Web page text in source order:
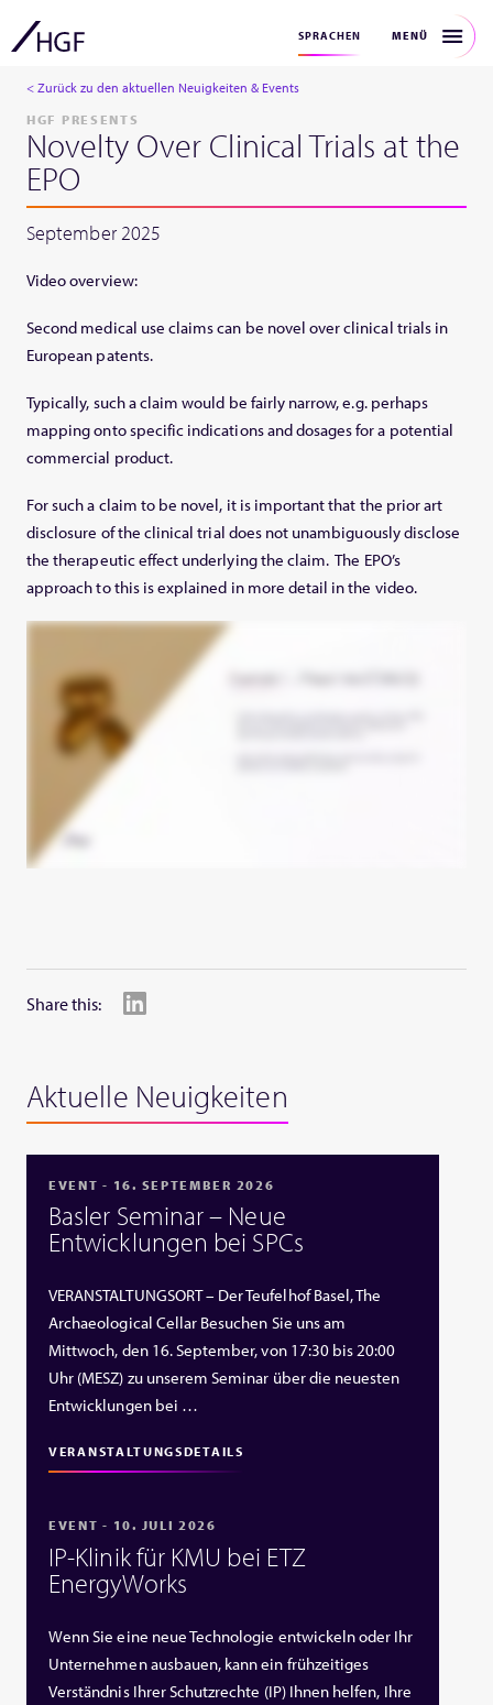
SPRACHEN MENÜ
< Zurück zu den aktuellen Neuigkeiten & Events
HGF PRESENTS
Novelty Over Clinical Trials at the
EPO
September 2025
Video overview:
Second medical use claims can be novel over clinical trials in
European patents.
Typically, such a claim would be fairly narrow, e.g. perhaps
mapping onto specific indications and dosages for a potential
commercial product.
For such a claim to be novel, it is important that the prior art
disclosure of the clinical trial does not unambiguously disclose
the therapeutic effect underlying the claim. The EPO’s
approach to this is explained in more detail in the video.
Share this:
Aktuelle Neuigkeiten
EVENT - 16. SEPTEMBER 2026
Basler Seminar – Neue
Entwicklungen bei SPCs
VERANSTALTUNGSORT – Der Teufelhof Basel, The
Archaeological Cellar Besuchen Sie uns am
Mittwoch, den 16. September, von 17:30 bis 20:00
Uhr (MESZ) zu unserem Seminar über die neuesten
Entwicklungen bei …
VERANSTALTUNGSDETAILS
EVENT - 10. JULI 2026
IP‑Klinik für KMU bei ETZ
EnergyWorks
Wenn Sie eine neue Technologie entwickeln oder Ihr
Unternehmen ausbauen, kann ein frühzeitiges
Verständnis Ihrer Schutzrechte (IP) Ihnen helfen, Ihre